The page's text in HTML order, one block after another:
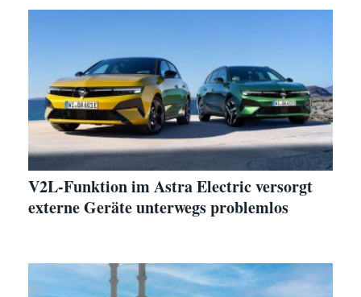
V2L-Funktion im Astra Electric versorgt
externe Geräte unterwegs problemlos